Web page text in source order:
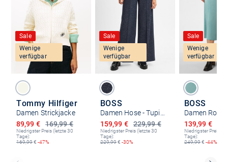
Sale
Wenige
verfügbar
Tommy Hilfiger
Damen Strickjacke
169,99 €
Ermäßigter Preis
89,99 €
Niedrigster Preis (letzte 30
Tage):
169,99€ -47%
Sale
Wenige
verfügbar
BOSS
229,99 €
Ermäßigter Preis
159,99 €
Niedrigster Preis (letzte 30
Tage):
229,99€ -30%
Sale
Wenige
verfügbar
BOSS
Damen Rock
Ermäßigter
139,99 €
Niedrigster Preis
Tage):
249,99€ -44%